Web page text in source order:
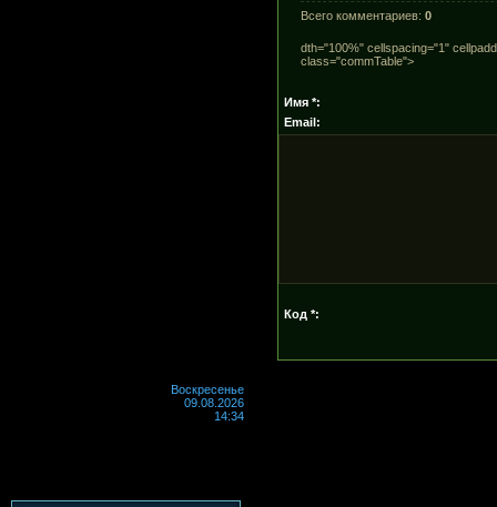
Всего комментариев: 0
dth="100%" cellspacing="1"
class="commTable">
Имя *:
Email:
Код *:
Воскресенье
09.08.2026
14:34